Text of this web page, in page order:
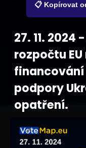
📋 Kopírovat
27. 11.
rozpočtu
podpory
opatření.